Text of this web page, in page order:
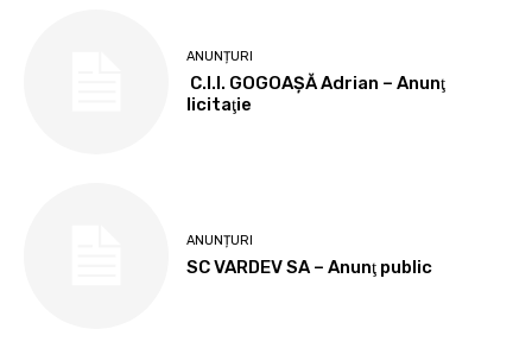
ANUNȚURI
C.I.I. GOGOAŞĂ Adrian – Anunţ
licitaţie
ANUNȚURI
SC VARDEV SA – Anunţ public